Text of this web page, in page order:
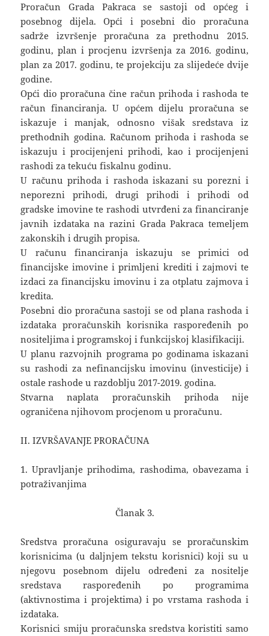
Proračun Grada Pakraca se sastoji od općeg i
posebnog dijela. Opći i posebni dio proračuna
sadrže izvršenje proračuna za prethodnu 2015.
godinu, plan i procjenu izvršenja za 2016. godinu,
plan za 2017. godinu, te projekciju za slijedeće dvije
godine.
Opći dio proračuna čine račun prihoda i rashoda te
račun financiranja. U općem dijelu proračuna se
iskazuje i manjak, odnosno višak sredstava iz
prethodnih godina. Računom prihoda i rashoda se
iskazuju i procijenjeni prihodi, kao i procijenjeni
rashodi za tekuću fiskalnu godinu.
U računu prihoda i rashoda iskazani su porezni i
neporezni prihodi, drugi prihodi i prihodi od
gradske imovine te rashodi utvrđeni za financiranje
javnih izdataka na razini Grada Pakraca temeljem
zakonskih i drugih propisa.
U računu financiranja iskazuju se primici od
financijske imovine i primljeni krediti i zajmovi te
izdaci za financijsku imovinu i za otplatu zajmova i
kredita.
Posebni dio proračuna sastoji se od plana rashoda i
izdataka proračunskih korisnika raspoređenih po
nositeljima i programskoj i funkcijskoj klasifikaciji.
U planu razvojnih programa po godinama iskazani
su rashodi za nefinancijsku imovinu (investicije) i
ostale rashode u razdoblju 2017-2019. godina.
Stvarna naplata proračunskih prihoda nije
ograničena njihovom procjenom u proračunu.
II. IZVRŠAVANJE PRORAČUNA
1. Upravljanje prihodima, rashodima, obavezama i
potraživanjima
Članak 3.
Sredstva proračuna osiguravaju se proračunskim
korisnicima (u daljnjem tekstu korisnici) koji su u
njegovu posebnom dijelu određeni za nositelje
sredstava raspoređenih po programima
(aktivnostima i projektima) i po vrstama rashoda i
izdataka.
Korisnici smiju proračunska sredstva koristiti samo